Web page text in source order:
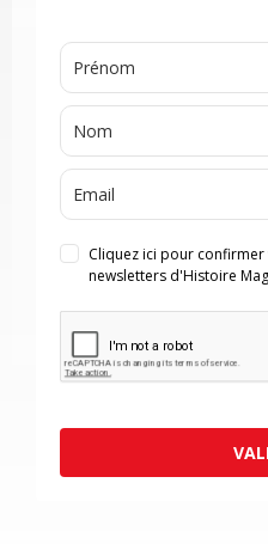
Cliquez ici pour
newsletters d'Histoire